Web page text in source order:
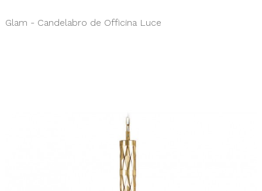
Glam - Candelabro de Officina Luce